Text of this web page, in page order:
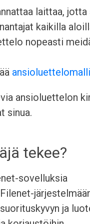
laittaa,
kaikilla
nopeasti
ansioluettelomalli
ansioluettelon
sinua.
tekee?
sovelluksia
ja